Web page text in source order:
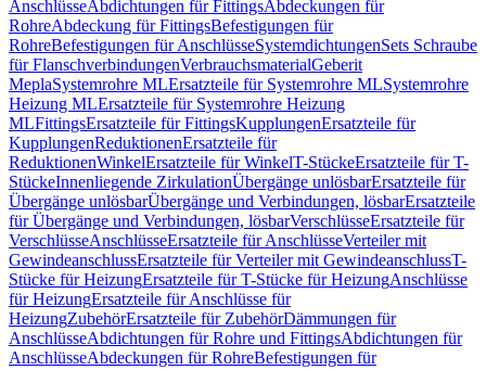
AnschlüsseAbdichtungen für FittingsAbdeckungen für
RohreAbdeckung für FittingsBefestigungen für
RohreBefestigungen für AnschlüsseSystemdichtungenSets Schraube
für FlanschverbindungenVerbrauchsmaterialGeberit
MeplaSystemrohre MLErsatzteile für Systemrohre MLSystemrohre
Heizung MLErsatzteile für Systemrohre Heizung
MLFittingsErsatzteile für FittingsKupplungenErsatzteile für
KupplungenReduktionenErsatzteile für
ReduktionenWinkelErsatzteile für WinkelT-StückeErsatzteile für T-
StückeInnenliegende ZirkulationÜbergänge unlösbarErsatzteile für
Übergänge unlösbarÜbergänge und Verbindungen, lösbarErsatzteile
für Übergänge und Verbindungen, lösbarVerschlüsseErsatzteile für
VerschlüsseAnschlüsseErsatzteile für AnschlüsseVerteiler mit
GewindeanschlussErsatzteile für Verteiler mit GewindeanschlussT-
Stücke für HeizungErsatzteile für T-Stücke für HeizungAnschlüsse
für HeizungErsatzteile für Anschlüsse für
HeizungZubehörErsatzteile für ZubehörDämmungen für
AnschlüsseAbdichtungen für Rohre und FittingsAbdichtungen für
AnschlüsseAbdeckungen für RohreBefestigungen für